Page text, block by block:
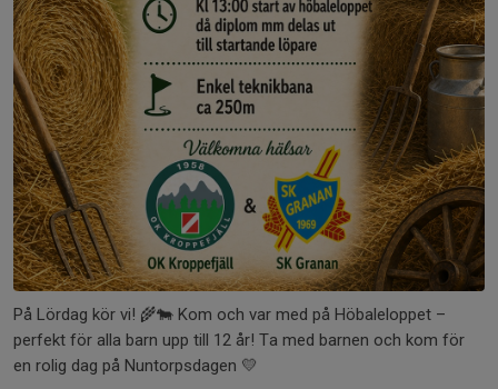
På Lördag kör vi! 🌾🐄 Kom och var med på Höbaleloppet –
perfekt för alla barn upp till 12 år! Ta med barnen och kom för
en rolig dag på Nuntorpsdagen 💛